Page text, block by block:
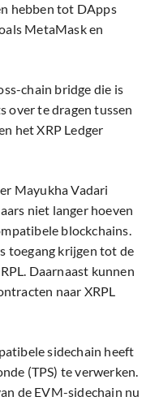
hebben tot DApps
MetaMask en
chain bridge die is
over te dragen tussen
het XRP Ledger
Mayukha Vadari
niet langer hoeven
blockchains.
toegang krijgen tot de
Daarnaast kunnen
naar XRPL
sidechain heeft
(TPS) te verwerken.
de EVM-sidechain nu